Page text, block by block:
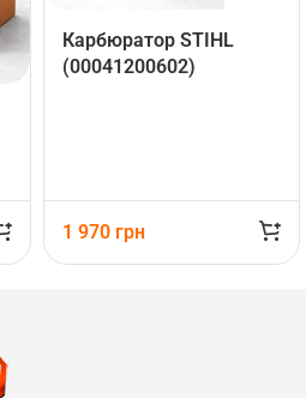
Карбюратор STIHL
(00041200602)
1 970 грн